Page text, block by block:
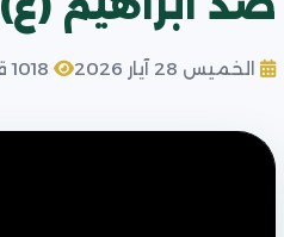
الخميس 28 آيار 2026